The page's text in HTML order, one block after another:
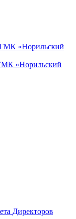
«Норильский
«Норильский
Директоров